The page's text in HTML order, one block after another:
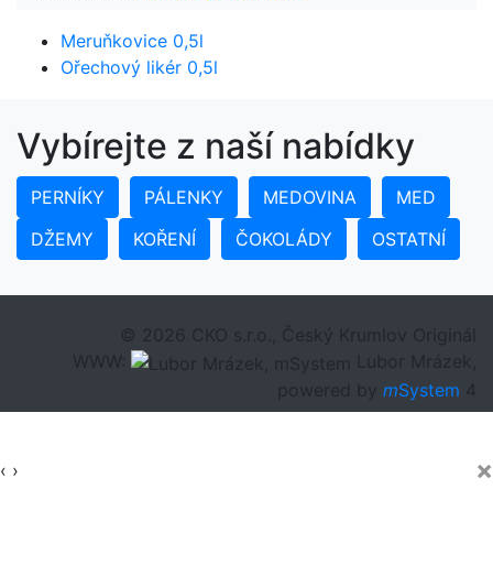
Meruňkovice 0,5l
Ořechový likér 0,5l
Vybírejte z naší nabídky
PERNÍKY PÁLENKY MEDOVINA
MED
DŽEMY
KOŘENÍ ČOKOLÁDY OSTATNÍ
© 2026 CKO s.r.o., Český Krumlov Originál
WWW:
Lubor Mrázek,
powered by mSystem
‹ › ×